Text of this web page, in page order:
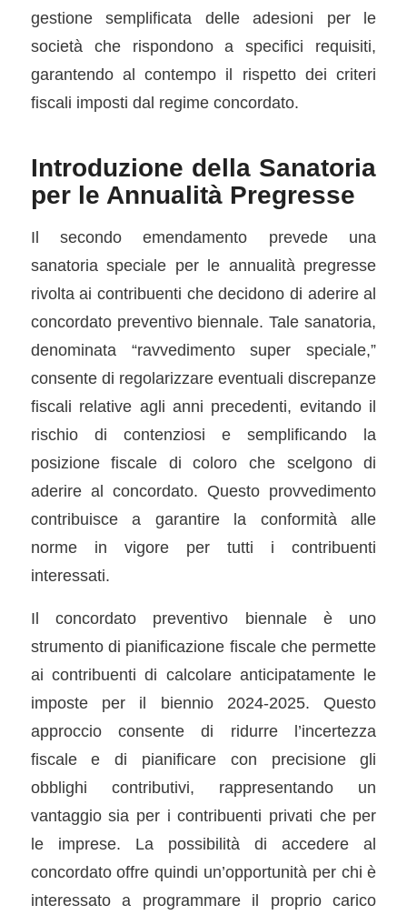
gestione semplificata delle adesioni per le
società che rispondono a specifici requisiti,
garantendo al contempo il rispetto dei criteri
fiscali imposti dal regime concordato.
Introduzione della Sanatoria
per le Annualità Pregresse
Il secondo emendamento prevede una
sanatoria speciale per le annualità pregresse
rivolta ai contribuenti che decidono di aderire al
concordato preventivo biennale. Tale sanatoria,
denominata “ravvedimento super speciale,”
consente di regolarizzare eventuali discrepanze
fiscali relative agli anni precedenti, evitando il
rischio di contenziosi e semplificando la
posizione fiscale di coloro che scelgono di
aderire al concordato. Questo provvedimento
contribuisce a garantire la conformità alle
norme in vigore per tutti i contribuenti
interessati.
Il concordato preventivo biennale è uno
strumento di pianificazione fiscale che permette
ai contribuenti di calcolare anticipatamente le
imposte per il biennio 2024-2025. Questo
approccio consente di ridurre l’incertezza
fiscale e di pianificare con precisione gli
obblighi contributivi, rappresentando un
vantaggio sia per i contribuenti privati che per
le imprese. La possibilità di accedere al
concordato offre quindi un’opportunità per chi è
interessato a programmare il proprio carico